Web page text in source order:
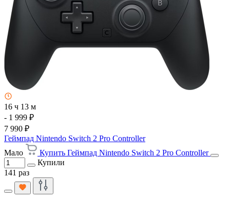
16 ч 13 м
- 1 999 ₽
7 990 ₽
Геймпад Nintendo Switch 2 Pro Controller
Мало
Купить Геймпад Nintendo Switch 2 Pro Controller
Купили
141 раз